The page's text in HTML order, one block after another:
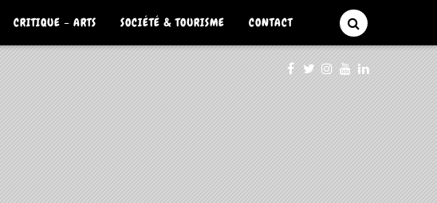
CRITIQUE – ARTS SOCIÉTÉ & TOURISME CONTACT